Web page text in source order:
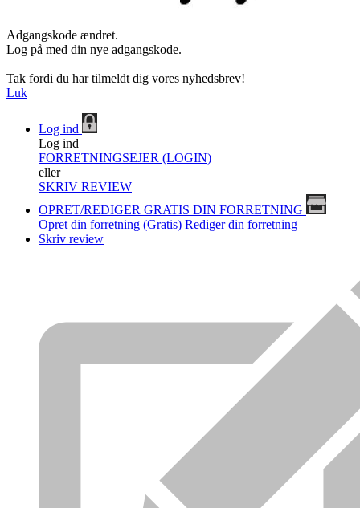
Adgangskode ændret.
Log på med din nye adgangskode.
Tak fordi du har tilmeldt dig vores nyhedsbrev!
Luk
Log ind
Log ind
FORRETNINGSEJER (LOGIN)
eller
SKRIV REVIEW
OPRET/REDIGER GRATIS DIN FORRETNING
Opret din forretning (Gratis) Rediger din forretning
Skriv review